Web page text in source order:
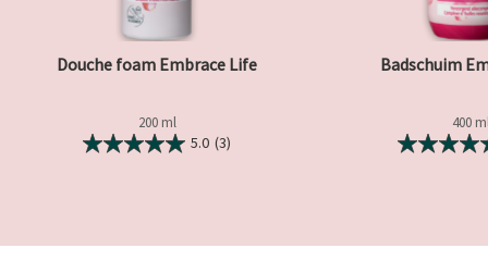
Douche foam Embrace Life
200 ml
5.0 (3)
Badschuim
400